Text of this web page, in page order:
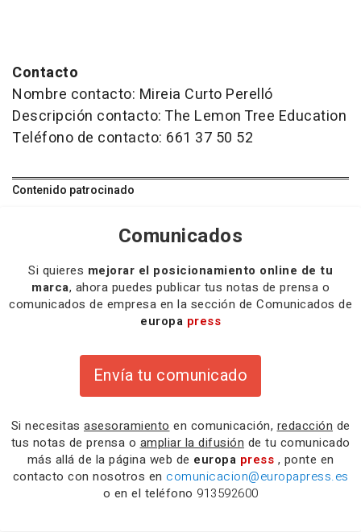
Contacto
Nombre contacto: Mireia Curto Perelló
Descripción contacto: The Lemon Tree Education
Teléfono de contacto: 661 37 50 52
Contenido patrocinado
Comunicados
Si quieres mejorar el posicionamiento online de tu
marca, ahora puedes publicar tus notas de prensa o
comunicados de empresa en la sección de Comunicados de
europa press
Envía tu comunicado
Si necesitas asesoramiento en comunicación, redacción de
tus notas de prensa o ampliar la difusión de tu comunicado
más allá de la página web de europa press , ponte en
contacto con nosotros en comunicacion@europapress.es
o en el teléfono 913592600